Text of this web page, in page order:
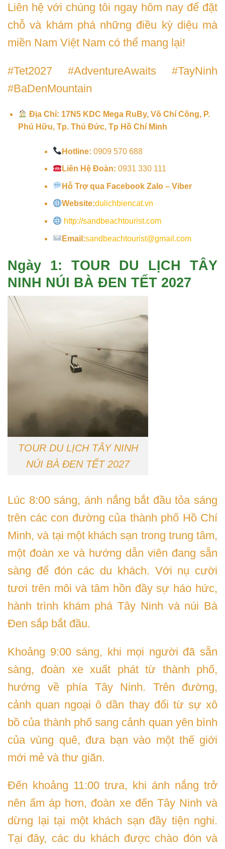
Liên hệ với chúng tôi ngay hôm nay để đặt
chỗ và khám phá những điều kỳ diệu mà
miền Nam Việt Nam có thể mang lại!
#Tet2027 #AdventureAwaits #TayNinh
#BaDenMountain
Địa Chỉ: 17N5 KDC Mega RuBy, Võ Chí Công, P.
Phú Hữu, Tp. Thủ Đức, Tp Hồ Chí Minh
Hotline: 0909 570 688
Liên Hệ Đoàn: 0931 330 111
Hỗ Trợ qua Facebook Zalo – Viber
Website:dulichbiencat.vn
http://sandbeachtourist.com
Email:sandbeachtourist@gmail.com
Ngày 1: TOUR DU LỊCH TÂY
NINH NÚI BÀ ĐEN TẾT 2027
TOUR DU LỊCH TÂY NINH
NÚI BÀ ĐEN TẾT 2027
Lúc 8:00 sáng, ánh nắng bắt đầu tỏa sáng
trên các con đường của thành phố Hồ Chí
Minh, và tại một khách sạn trong trung tâm,
một đoàn xe và hướng dẫn viên đang sẵn
sàng để đón các du khách. Với nụ cười
tươi trên môi và tâm hồn đầy sự háo hức,
hành trình khám phá Tây Ninh và núi Bà
Đen sắp bắt đầu.
Khoảng 9:00 sáng, khi mọi người đã sẵn
sàng, đoàn xe xuất phát từ thành phố,
hướng về phía Tây Ninh. Trên đường,
cảnh quan ngoại ô dần thay đổi từ sự xô
bồ của thành phố sang cảnh quan yên bình
của vùng quê, đưa bạn vào một thế giới
mới mẻ và thư giãn.
Đến khoảng 11:00 trưa, khi ánh nắng trở
nên ấm áp hơn, đoàn xe đến Tây Ninh và
dừng lại tại một khách sạn đầy tiện nghi.
Tại đây, các du khách được chào đón và